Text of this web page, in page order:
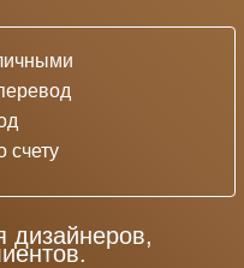
счету
дизайнеров,